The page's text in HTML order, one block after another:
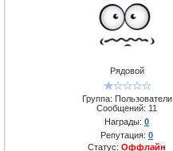
Рядовой
Группа: Пользователи
Сообщений: 11
Награды: 0
Репутация: 0
Статус: Оффлайн